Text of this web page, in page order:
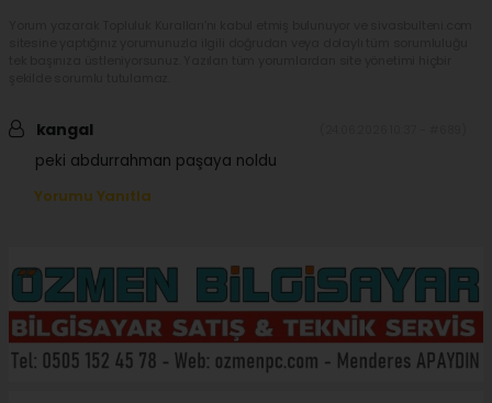
kangal
peki abdurrahman paşaya noldu
Yorumu Yanıtla